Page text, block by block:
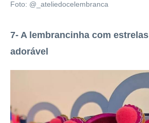
Foto: @_ateliedocelembranca
7- A lembrancinha com
adorável